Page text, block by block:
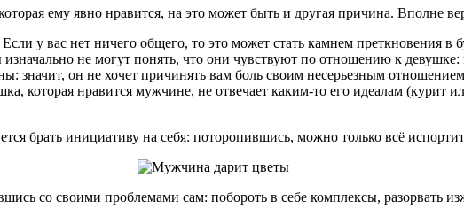
ему явно нравится, на это может быть и другая причина. Вполне
у вас нет ничего общего, то это может стать камнем преткновения в
не могут понять, что они чувствуют по отношению к
значит, он не хочет причинять вам боль своим несерьезным
которая нравится мужчине, не отвечает каким-то его идеалам (курит
брать инициативу на себя: поторопившись, можно только всё
со своими проблемами сам: побороть в себе комплексы, разорвать